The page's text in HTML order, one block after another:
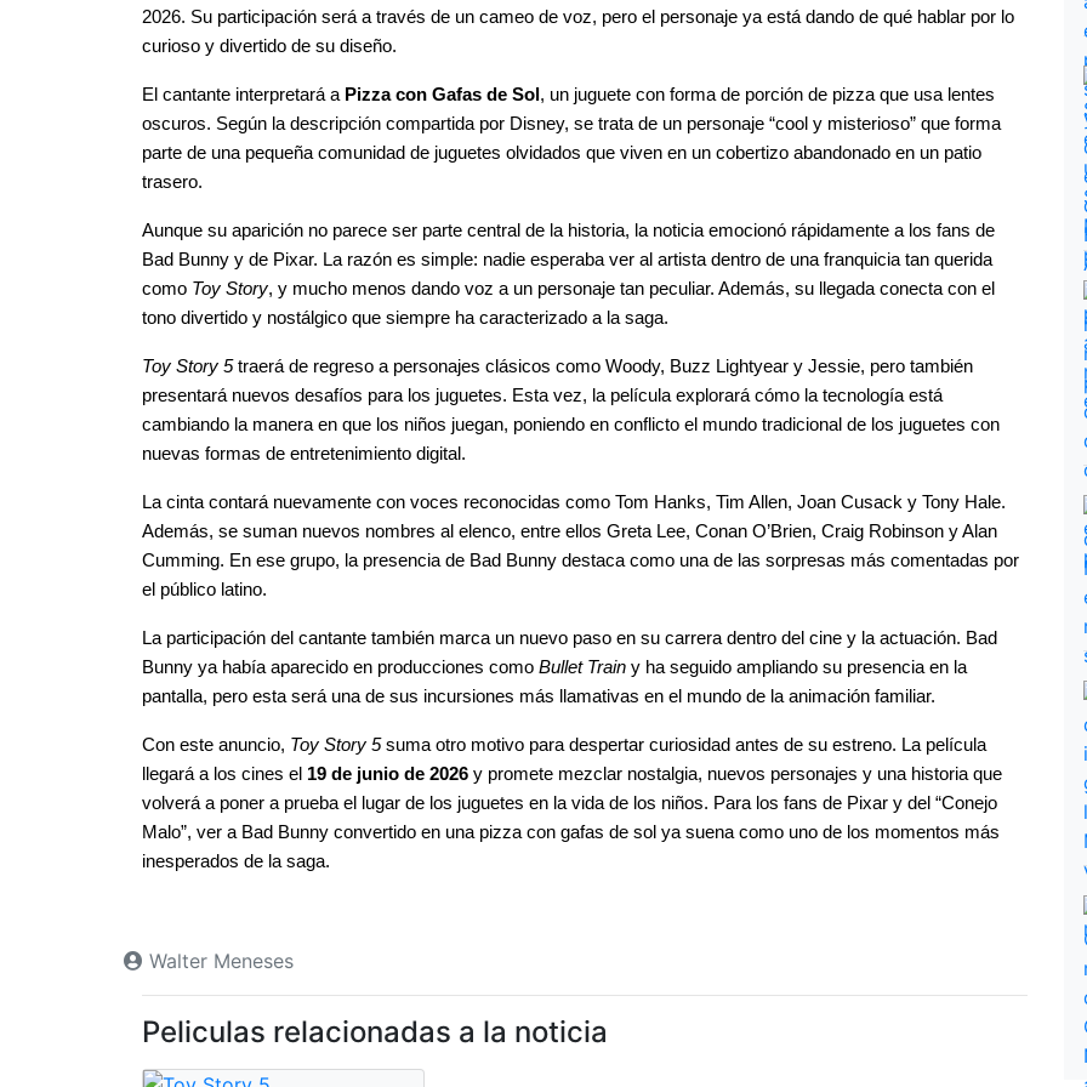
2026. Su participación será a través de un cameo de voz, pero el personaje ya está dando de qué hablar por lo
curioso y divertido de su diseño.
El cantante interpretará a Pizza con Gafas de Sol , un juguete con forma de porción de pizza que usa lentes
oscuros. Según la descripción compartida por Disney, se trata de un personaje “cool y misterioso” que forma
parte de una pequeña comunidad de juguetes olvidados que viven en un cobertizo abandonado en un patio
trasero.
Aunque su aparición no parece ser parte central de la historia, la noticia emocionó rápidamente a los fans de
Bad Bunny y de Pixar. La razón es simple: nadie esperaba ver al artista dentro de una franquicia tan querida
como Toy Story, y mucho menos dando voz a un personaje tan peculiar. Además, su llegada conecta con el
tono divertido y nostálgico que siempre ha caracterizado a la saga.
Toy Story 5 traerá de regreso a personajes clásicos como Woody, Buzz Lightyear y Jessie, pero también
presentará nuevos desafíos para los juguetes. Esta vez, la película explorará cómo la tecnología está
cambiando la manera en que los niños juegan, poniendo en conflicto el mundo tradicional de los juguetes con
nuevas formas de entretenimiento digital.
La cinta contará nuevamente con voces reconocidas como Tom Hanks, Tim Allen, Joan Cusack y Tony Hale.
Además, se suman nuevos nombres al elenco, entre ellos Greta Lee, Conan O’Brien, Craig Robinson y Alan
Cumming. En ese grupo, la presencia de Bad Bunny destaca como una de las sorpresas más comentadas por
el público latino.
La participación del cantante también marca un nuevo paso en su carrera dentro del cine y la actuación. Bad
Bunny ya había aparecido en producciones como Bullet Train y ha seguido ampliando su presencia en la
pantalla, pero esta será una de sus incursiones más llamativas en el mundo de la animación familiar.
Con este anuncio, Toy Story 5 suma otro motivo para despertar curiosidad antes de su estreno. La película
llegará a los cines el 19 de junio de 2026 y promete mezclar nostalgia, nuevos personajes y una historia que
volverá a poner a prueba el lugar de los juguetes en la vida de los niños. Para los fans de Pixar y del “Conejo
Malo”, ver a Bad Bunny convertido en una pizza con gafas de sol ya suena como uno de los momentos más
inesperados de la saga.
Walter Meneses
Peliculas relacionadas a la noticia